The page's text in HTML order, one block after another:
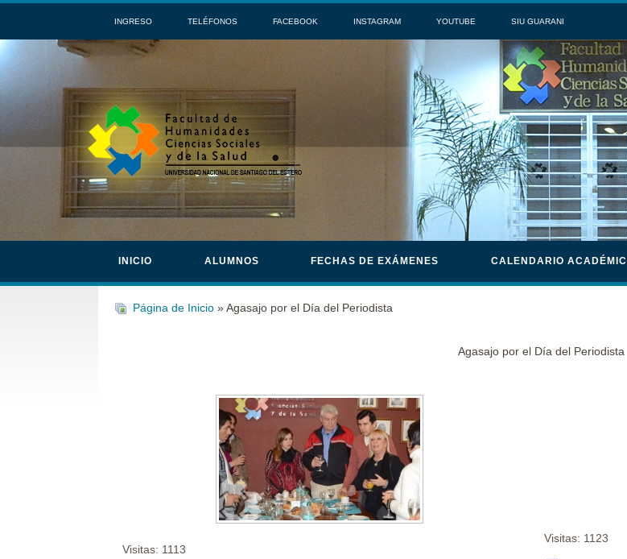
INGRESO TELÉFONOS FACEBOOK INSTAGRAM YOUTUBE SIU GUARANI
INICIO ALUMNOS FECHAS DE EXÁMENES CALENDARIO
Página de Inicio » Agasajo por el Día del Periodista
Agasajo por el Día del Periodista
Visitas: 1113
Visitas: 1123